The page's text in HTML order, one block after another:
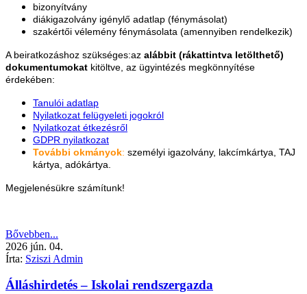
bizonyítvány
diákigazolvány igénylő adatlap (fénymásolat)
szakértői vélemény fénymásolata (amennyiben rendelkezik)
A beiratkozáshoz szükséges:az alábbit (rákattintva letölthető)
dokumentumokat kitöltve, az ügyintézés megkönnyítése
érdekében:
Tanulói adatlap
Nyilatkozat felügyeleti jogokról
Nyilatkozat étkezésről
GDPR nyilatkozat
További okmányok: személyi igazolvány, lakcímkártya, TAJ
kártya, adókártya.
Megjelenésükre számítunk!
Bővebben...
2026 jún. 04.
Írta: Sziszi Admin
Álláshirdetés – Iskolai rendszergazda